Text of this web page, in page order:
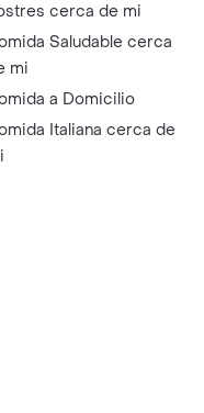
cerca de mi
Saludable cerca
mi
a Domicilio
Italiana cerca de